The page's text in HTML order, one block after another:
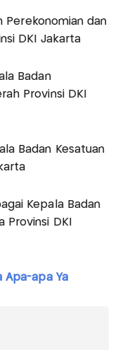
Perekonomian dan
DKI Jakarta
Badan
Provinsi DKI
Badan Kesatuan
Kepala Badan
Provinsi DKI
Apa-apa Ya